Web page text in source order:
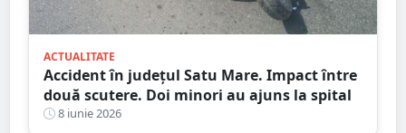
ACTUALITATE
Accident în județul Satu Mare. Impact între
două scutere. Doi minori au ajuns la spital
8 iunie 2026